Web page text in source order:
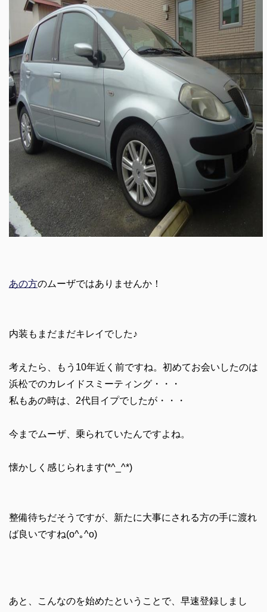
あの方のムーザではありませんか！
内装もまだまだキレイでした♪
考えたら、もう10年近く前ですね。初めてお会いしたのは
浜松でのカレイドスミーティング・・・
私もあの時は、2代目イプでしたが・・・
今までムーザ、乗られていたんですよね。
懐かしく感じられます(*^_^*)
整備待ちだそうですが、新たに大事にされる方の手に渡れ
ば良いですね(o^｡^o)
あと、こんなのを始めたということで、早速登録しまし